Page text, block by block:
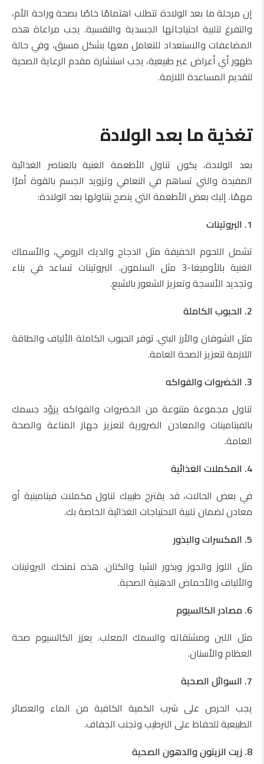
إن مرحلة ما بعد الولادة تتطلب اهتمامًا خاصًا بصحة وراحة الأم،
والتفرغ لتلبية احتياجاتها الجسدية والنفسية. يجب مراعاة هذه
المضاعفات والاستعداد للتعامل معها بشكل مسبق، وفي حالة
ظهور أي أعراض غير طبيعية، يجب استشارة مقدم الرعاية الصحية
لتقديم المساعدة اللازمة.
تغذية ما بعد الولادة
بعد الولادة، يكون تناول الأطعمة الغنية بالعناصر الغذائية
المفيدة والتي تساهم في التعافي وتزويد الجسم بالقوة أمرًا
مهمًا. إليك بعض الأطعمة التي ينصح بتناولها بعد الولادة:
1. البروتينات
تشمل اللحوم الخفيفة مثل الدجاج والديك الرومي، والأسماك
الغنية بالأوميغا-3 مثل السلمون. البروتينات تساعد في بناء
وتجديد الأنسجة وتعزيز الشعور بالشبع.
2. الحبوب الكاملة
مثل الشوفان والأرز البني. توفر الحبوب الكاملة الألياف والطاقة
اللازمة لتعزيز الصحة العامة.
3. الخضروات والفواكه
تناول مجموعة متنوعة من الخضروات والفواكه يزوّد جسمك
بالفيتامينات والمعادن الضرورية لتعزيز جهاز المناعة والصحة
العامة.
4. المكملات الغذائية
في بعض الحالات، قد يقترح طبيبك تناول مكملات فيتامينية أو
معادن لضمان تلبية الاحتياجات الغذائية الخاصة بك.
5. المكسرات والبذور
مثل اللوز والجوز وبذور الشيا والكتان. هذه تمنحك البروتينات
والألياف والأحماض الدهنية الصحية.
6. مصادر الكالسيوم
مثل اللبن ومشتقاته والسمك المعلب. يعزز الكالسيوم صحة
العظام والأسنان.
7. السوائل الصحية
يجب الحرص على شرب الكمية الكافية من الماء والعصائر
الطبيعية للحفاظ على الترطيب وتجنب الجفاف.
8. زيت الزيتون والدهون الصحية